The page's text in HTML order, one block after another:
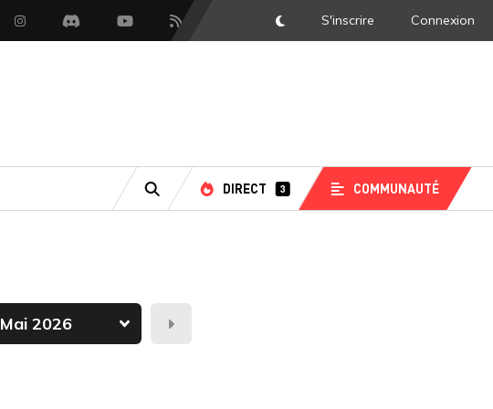
InstagramDiscord YoutubeFlux RSS DarkMode
S'inscrire Connexion
RECHERCHE
DIRECT 3 COMMUNAUTÉ
Demain